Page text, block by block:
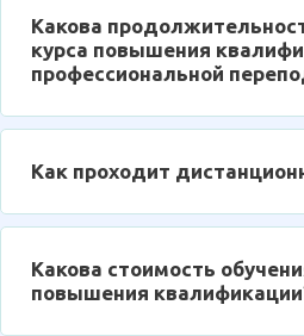
Какова
курса повышения
профессиональной
Как проходит
Какова стоимость
повышения